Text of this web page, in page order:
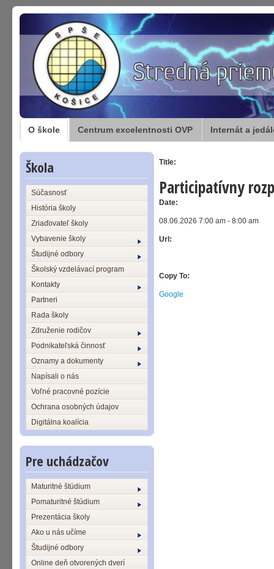
O škole Centrum excelentnosti OVP Internát a
Škola
Súčasnosť
História školy
Zriaďovateľ školy
Vybavenie školy
Študijné odbory
Školský vzdelávací program
Kontakty
Partneri
Rada školy
Združenie rodičov
Podnikateľská činnosť
Oznamy a dokumenty
Napísali o nás
Voľné pracovné pozície
Ochrana osobných údajov
Digitálna koalícia
Pre uchádzačov
Maturitné štúdium
Pomaturitné štúdium
Prezentácia školy
Ako u nás učíme
Študijné odbory
Online deň otvorených dverí
Title:
Participatívny
Date:
08.06.2026 7:00 am - 8:00 am
Url:
Copy To:
Google